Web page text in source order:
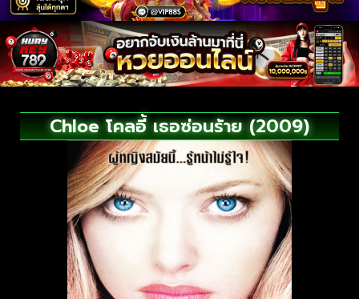
Chloe โคลอี้ เธอซ่อนร้าย (2009)